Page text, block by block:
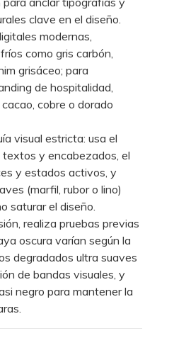
clave en el diseño.
modernas,
como gris carbón,
grisáceo; para
de hospitalidad,
cobre o dorado
visual estricta: usa el
textos y encabezados, el
y estados activos, y
(marfil, rubor o lino)
saturar el diseño.
realiza pruebas previas
oscura varían según la
degradados ultra suaves
de bandas visuales, y
negro para mantener la